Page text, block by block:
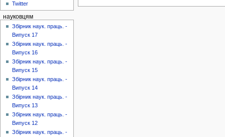
Twitter
науковцям
Збірник наук. праць. -
Випуск 17
Збірник наук. праць. -
Випуск 16
Збірник наук. праць. -
Випуск 15
Збірник наук. праць. -
Випуск 14
Збірник наук. праць. -
Випуск 13
Збірник наук. праць. -
Випуск 12
Збірник наук. праць. -